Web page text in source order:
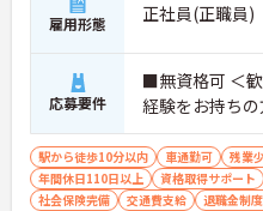
雇用形態 正社員(正職員)
応募要件
■無資格可 ＜
経験をお持ち
駅から徒歩10分以内 車通勤可 残業
年間休日110日以上
資格取得サポート
社会保険完備
交通費支給 退職金制